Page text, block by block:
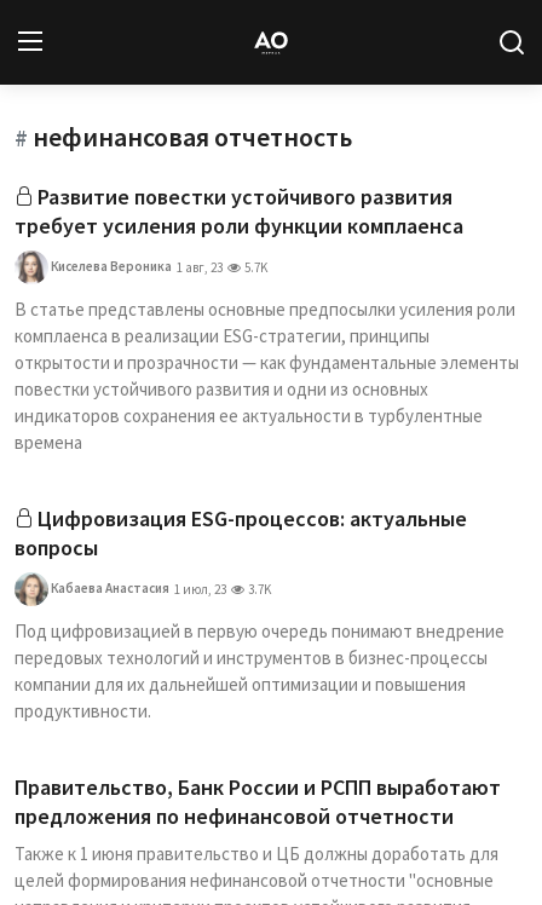
Вход Регистрация
Новости
Статьи
Авторы
Архив
База знаний
# нефинансовая отчетность
Развитие повестки устойчивого развития
требует усиления роли функции комплаенса
Киселева Вероника 1 авг, 23 5.7K
В статье представлены основные предпосылки усиления роли
комплаенса в реализации ESG-стратегии, принципы
открытости и прозрачности — как фундаментальные элементы
повестки устойчивого развития и одни из основных
индикаторов сохранения ее актуальности в турбулентные
времена
Цифровизация ESG-процессов: актуальные
вопросы
Кабаева Анастасия 1 июл, 23 3.7K
Под цифровизацией в первую очередь понимают внедрение
передовых технологий и инструментов в бизнес-процессы
компании для их дальнейшей оптимизации и повышения
продуктивности.
Правительство, Банк России и РСПП выработают
предложения по нефинансовой отчетности
Также к 1 июня правительство и ЦБ должны доработать для
целей формирования нефинансовой отчетности "основные